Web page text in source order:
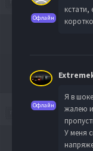
Офлайн
кстати,
Офлайн
Я в
жалею
У меня